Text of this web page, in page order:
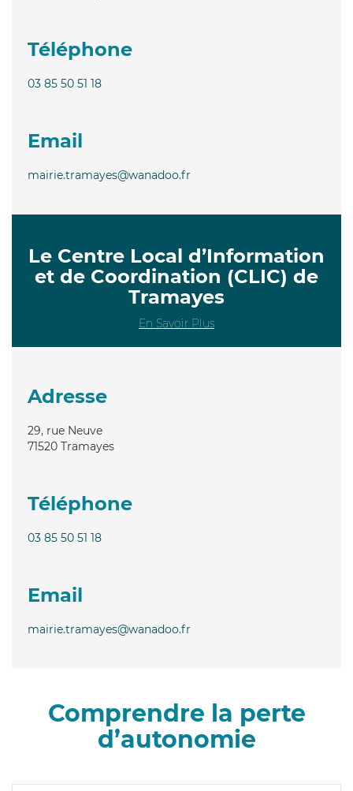
Téléphone
03 85 50 51 18
Email
mairie.tramayes@wanadoo.fr
Le Centre Local d’Information
et de Coordination (CLIC) de
Tramayes
En Savoir Plus
Adresse
29, rue Neuve
71520 Tramayes
Téléphone
03 85 50 51 18
Email
mairie.tramayes@wanadoo.fr
Comprendre la perte
d’autonomie